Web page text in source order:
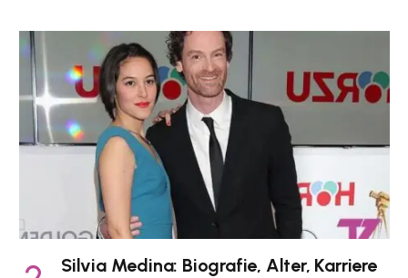
Silvia Medina: Biografie, Alter, Karriere